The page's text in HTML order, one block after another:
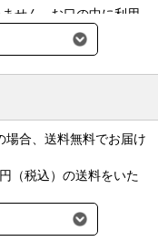
せん…お口の中に利用
ーゼ、リゾチーム、ラ
合、送料無料でお届け
（税込）の送料をいた
けにつきましては、1
配送無料となります。